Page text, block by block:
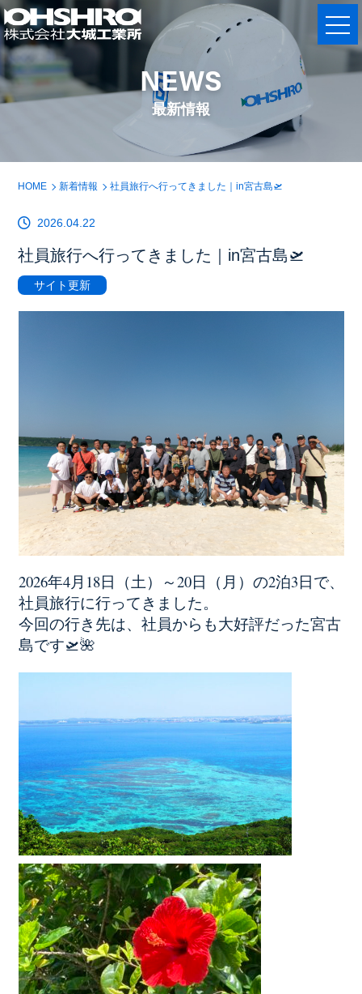
NEWS
最新情報
HOME 新着情報 社員旅行へ行ってきました｜in宮古島🛫
2026.04.22
社員旅行へ行ってきました｜in宮古島🛫
サイト更新
2026年4月18日（土）～20日（月）の2泊3日で、
社員旅行に行ってきました。
今回の行き先は、社員からも大好評だった宮古
島です🛫🌺